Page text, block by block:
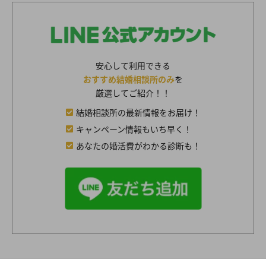
安心して利用できる
おすすめ結婚相談所のみを
厳選してご紹介！！
結婚相談所の最新情報をお届け！
キャンペーン情報もいち早く！
あなたの婚活費がわかる診断も！